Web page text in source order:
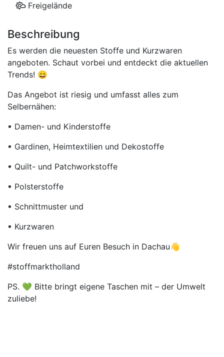
Freigelände
Beschreibung
Es werden die neuesten Stoffe und Kurzwaren
angeboten. Schaut vorbei und entdeckt die aktuellen
Trends! 😄
Das Angebot ist riesig und umfasst alles zum
Selbernähen:
▪ Damen- und Kinderstoffe
▪ Gardinen, Heimtextilien und Dekostoffe
▪ Quilt- und Patchworkstoffe
▪ Polsterstoffe
▪ Schnittmuster und
▪ Kurzwaren
Wir freuen uns auf Euren Besuch in Dachau👋
#stoffmarktholland
PS. 💚 Bitte bringt eigene Taschen mit – der Umwelt
zuliebe!